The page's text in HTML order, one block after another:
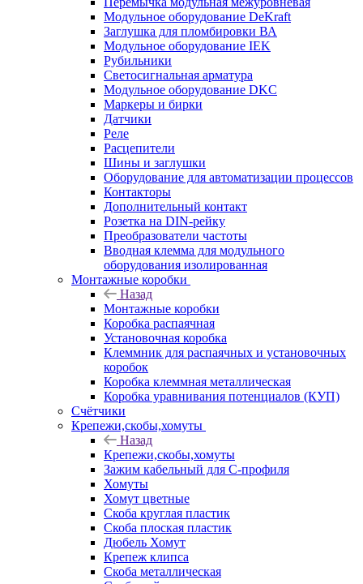
Модульное оборудование DeKraft
Заглушка для пломбировки ВА
Модульное оборудование IEK
Рубильники
Светосигнальная арматура
Модульное оборудование DKC
Маркеры и бирки
Датчики
Реле
Расцепители
Шины и заглушки
Оборудование для автоматизации процессов
Контакторы
Дополнительный контакт
Розетка на DIN-рейку
Преобразователи частоты
Вводная клемма для модульного
оборудования изолированная
Монтажные коробки
Назад
Монтажные коробки
Коробка распаячная
Установочная коробка
Клеммник для распаячных и установочных
коробок
Коробка клеммная металлическая
Коробка уравнивания потенциалов (КУП)
Счётчики
Крепежи,скобы,хомуты
Назад
Крепежи,скобы,хомуты
Зажим кабельный для С-профиля
Хомуты
Хомут цветные
Скоба круглая пластик
Скоба плоская пластик
Дюбель Хомут
Крепеж клипса
Скоба металлическая